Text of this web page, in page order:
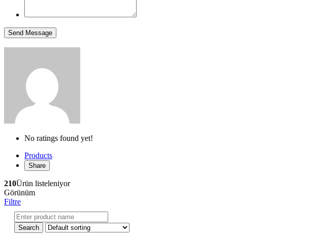
No ratings found yet!
Products
Share
210Ürün listeleniyor
Görünüm
Filtre